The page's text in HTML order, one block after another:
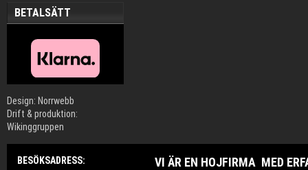
BETALSÄTT
Design: Norrwebb
Drift & produktion:
Wikinggruppen
BESÖKSADRESS:
VI ÄR EN HOJFIRMA MED